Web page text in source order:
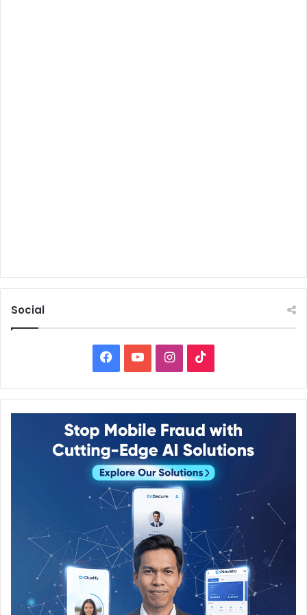
Social
Facebook
YouTubeInstagram